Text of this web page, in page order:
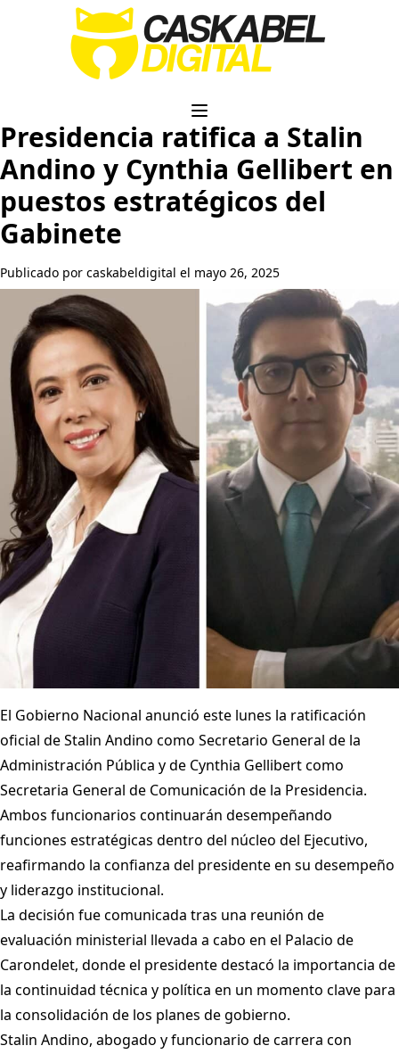
Presidencia ratifica a Stalin
Andino y Cynthia Gellibert en
puestos estratégicos del
Gabinete
Publicado por caskabeldigital el mayo 26, 2025
El Gobierno Nacional anunció este lunes la ratificación
oficial de Stalin Andino como Secretario General de la
Administración Pública y de Cynthia Gellibert como
Secretaria General de Comunicación de la Presidencia.
Ambos funcionarios continuarán desempeñando
funciones estratégicas dentro del núcleo del Ejecutivo,
reafirmando la confianza del presidente en su desempeño
y liderazgo institucional.
La decisión fue comunicada tras una reunión de
evaluación ministerial llevada a cabo en el Palacio de
Carondelet, donde el presidente destacó la importancia de
la continuidad técnica y política en un momento clave para
la consolidación de los planes de gobierno.
Stalin Andino, abogado y funcionario de carrera con